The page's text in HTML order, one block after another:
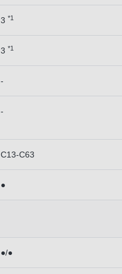
3 *1
3 *1
-
-
C13-C63
●
●/●